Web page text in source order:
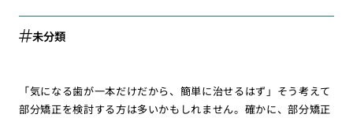
未分類
「気になる歯が一本だけだから、簡単に治せるはず」そう考えて
部分矯正を検討する方は多いかもしれません。確かに、部分矯正